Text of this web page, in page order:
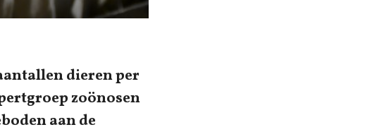
dieren per
zoönosen
aan de